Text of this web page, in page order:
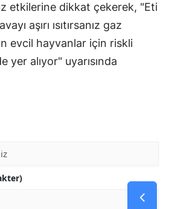
etkilerine dikkat çekerek, "Eti
aşırı ısıtırsanız gaz
evcil hayvanlar için riskli
yer alıyor" uyarısında